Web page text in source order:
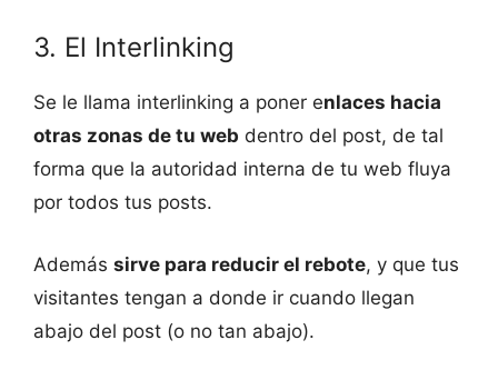
3. El Interlinking
Se le llama interlinking a poner enlaces hacia
otras zonas de tu web dentro del post, de tal
forma que la autoridad interna de tu web fluya
por todos tus posts.
Además sirve para reducir el rebote, y que tus
visitantes tengan a donde ir cuando llegan
abajo del post (o no tan abajo).